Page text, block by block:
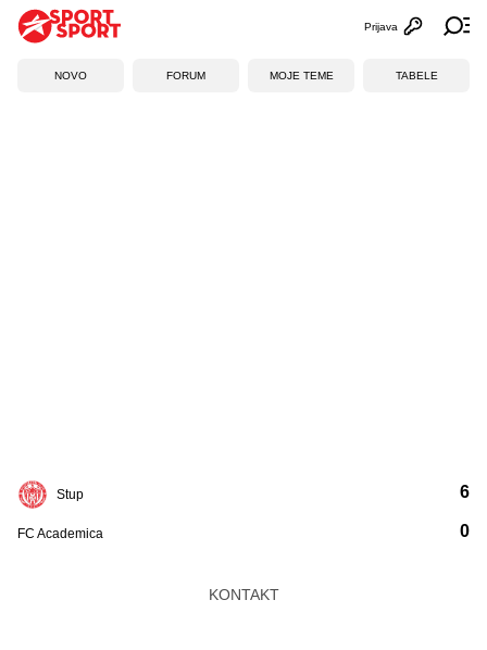
Otvori
Prijava
NOVO FORUM MOJE TEME TABELE
Stup
FC Academica
6
0
KONTAKT